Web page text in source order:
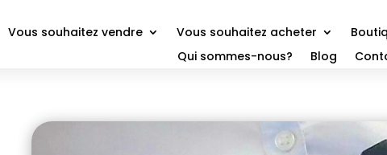
Vous souhaitez vendre Vous souhaitez acheter
Qui sommes-nous?
Blog